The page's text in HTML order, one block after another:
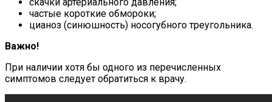
частые короткие обмороки;
цианоз (синюшность) носогубного треугольника.
Важно!
При наличии хотя бы одного из перечисленных
симптомов следует обратиться к врачу.